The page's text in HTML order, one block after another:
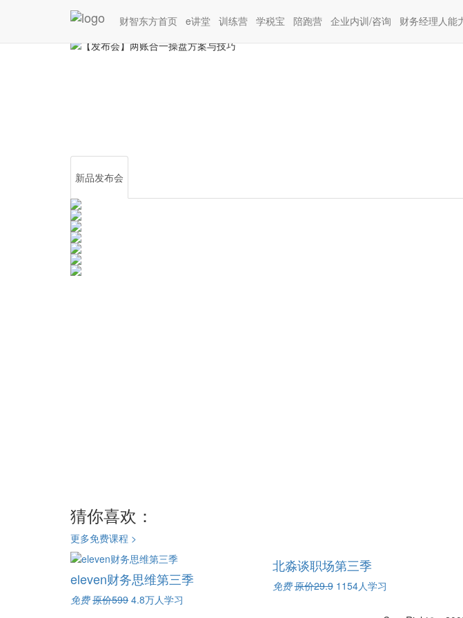
财智东方首页 e讲堂 训练营 学税宝 陪跑营(current)
企业内训/咨询 财务经理人能
您目前的位置：
新品发布会
猜你喜欢：
更多免费课程 >
eleven财务思维第三季
免费 原价599 4.8万人学习
北淼谈职场第三季
免费 原价29.9 1154人学习